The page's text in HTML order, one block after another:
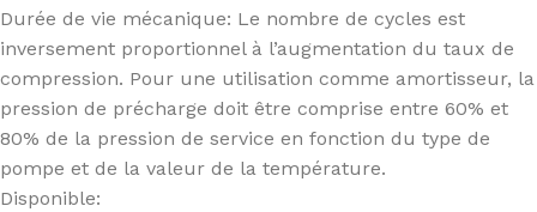
Durée de vie mécanique: Le nombre de cycles est
inversement proportionnel à l’augmentation du taux de
compression. Pour une utilisation comme amortisseur, la
pression de précharge doit être comprise entre 60% et
80% de la pression de service en fonction du type de
pompe et de la valeur de la température.
Disponible: